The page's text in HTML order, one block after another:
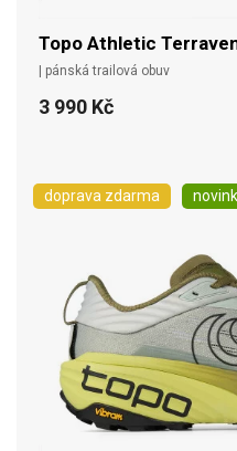
Topo Athletic
| pánská trailová obuv
3 990 Kč
doprava zdarma